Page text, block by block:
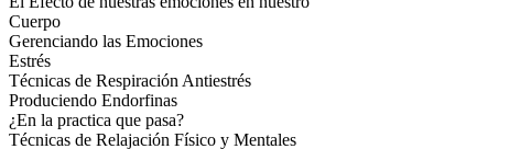
Cuerpo
Gerenciando las Emociones
Estrés
Técnicas de Respiración Antiestrés
Produciendo Endorfinas
¿En la practica que pasa?
Técnicas de Relajación Físico y Mentales